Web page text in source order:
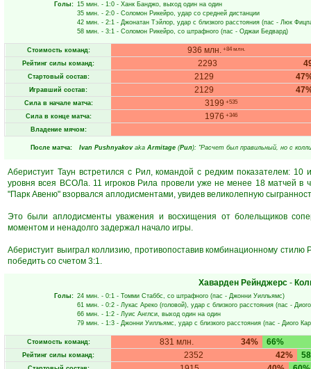
Голы: 15 мин. - 1:0 - Ханк Банджо, выход один на один
35 мин. - 2:0 - Соломон Рикейро, удар со средней дистанции
42 мин. - 2:1 - Джонатан Тэйлор, удар с близкого расстояния (пас - Люк
58 мин. - 3:1 - Соломон Рикейро, со штрафного (пас - Оджаи Бедвард)
Стоимость команд: 936 млн. +84 млн.
Рейтинг силы команд: 2293
Стартовый состав: 2129
Игравший состав: 2129
Сила в начале матча: 3199 +535
Сила в конце матча: 1976 +346
Владение мячом:
После матча: Ivan Pushnyakov aka Armitage (Рил): "Расчет был правильный, но с
Аберистуит Таун встретился с Рил, командой с редким показателем:
уровня всея ВСОЛа. 11 игроков Рила провели уже не менее 18 матчей в
"Парк Авеню" взорвался аплодисментами, увидев великолепную
Это были аплодисменты уважения и восхищения от болельщиков
моментом и ненадолго задержал начало игры.
Аберистуит выиграл коллизию, противопоставив комбинационному
победить со счетом 3:1.
Хаварден Рейнджерс -
Голы: 24 мин. - 0:1 - Томми Стаббс, со штрафного (пас - Джонни Уилльямс)
61 мин. - 0:2 - Лукас Ареко (головой), удар с близкого расстояния (пас -
66 мин. - 1:2 - Луис Англси, выход один на один
79 мин. - 1:3 - Джонни Уилльямс, удар с близкого расстояния (пас - Диого
Стоимость команд: 34%
831 млн. 66%
Рейтинг силы команд: 42%
2352